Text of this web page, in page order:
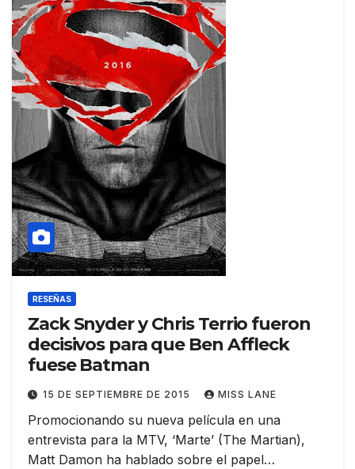
RESEÑAS
Zack Snyder y Chris Terrio fueron
decisivos para que Ben Affleck
fuese Batman
15 DE SEPTIEMBRE DE 2015 MISS LANE
Promocionando su nueva película en una
entrevista para la MTV, ‘Marte’ (The Martian),
Matt Damon ha hablado sobre el papel…